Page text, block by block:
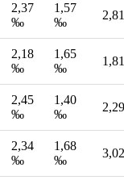
2,37
‰
1,57
‰
2,18
‰
1,65
‰
2,45
‰
1,40
‰
2,34
‰
1,68
‰